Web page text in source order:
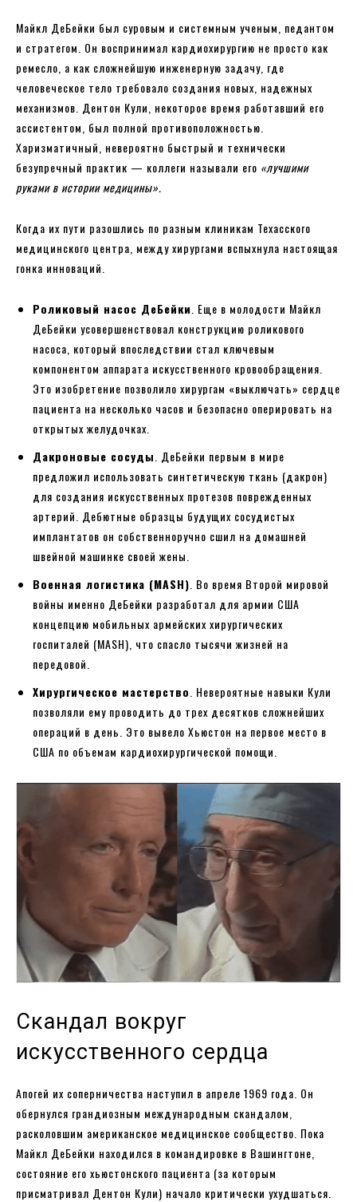
Майкл ДеБейки был суровым и системным ученым, педантом
и стратегом. Он воспринимал кардиохирургию не просто как
ремесло, а как сложнейшую инженерную задачу, где
человеческое тело требовало создания новых, надежных
механизмов. Дентон Кули, некоторое время работавший его
ассистентом, был полной противоположностью.
Харизматичный, невероятно быстрый и технически
безупречный практик — коллеги называли его «лучшими
руками в истории медицины».
Когда их пути разошлись по разным клиникам Техасского
медицинского центра, между хирургами вспыхнула настоящая
гонка инноваций.
Роликовый насос ДеБейки . Еще в молодости Майкл
ДеБейки усовершенствовал конструкцию роликового
насоса, который впоследствии стал ключевым
компонентом аппарата искусственного кровообращения.
Это изобретение позволило хирургам «выключать» сердце
пациента на несколько часов и безопасно оперировать на
открытых желудочках.
Дакроновые сосуды . ДеБейки первым в мире
предложил использовать синтетическую ткань (дакрон)
для создания искусственных протезов поврежденных
артерий. Дебютные образцы будущих сосудистых
имплантатов он собственноручно сшил на домашней
швейной машинке своей жены.
Военная логистика (MASH) . Во время Второй мировой
войны именно ДеБейки разработал для армии США
концепцию мобильных армейских хирургических
госпиталей (MASH), что спасло тысячи жизней на
передовой.
Хирургическое мастерство . Невероятные навыки Кули
позволяли ему проводить до трех десятков сложнейших
операций в день. Это вывело Хьюстон на первое место в
США по объемам кардиохирургической помощи.
Скандал вокруг
искусственного сердца
Апогей их соперничества наступил в апреле 1969 года. Он
обернулся грандиозным международным скандалом,
расколовшим американское медицинское сообщество. Пока
Майкл ДеБейки находился в командировке в Вашингтоне,
состояние его хьюстонского пациента (за которым
присматривал Дентон Кули) начало критически ухудшаться.